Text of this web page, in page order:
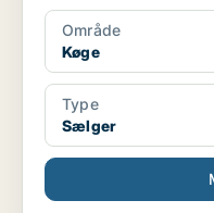
Område
Køge
Type
Sælger